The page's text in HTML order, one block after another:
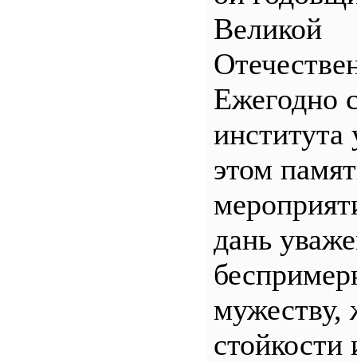
Великой
Ежегодно
института
этом
дань
мужеству,
стойкости